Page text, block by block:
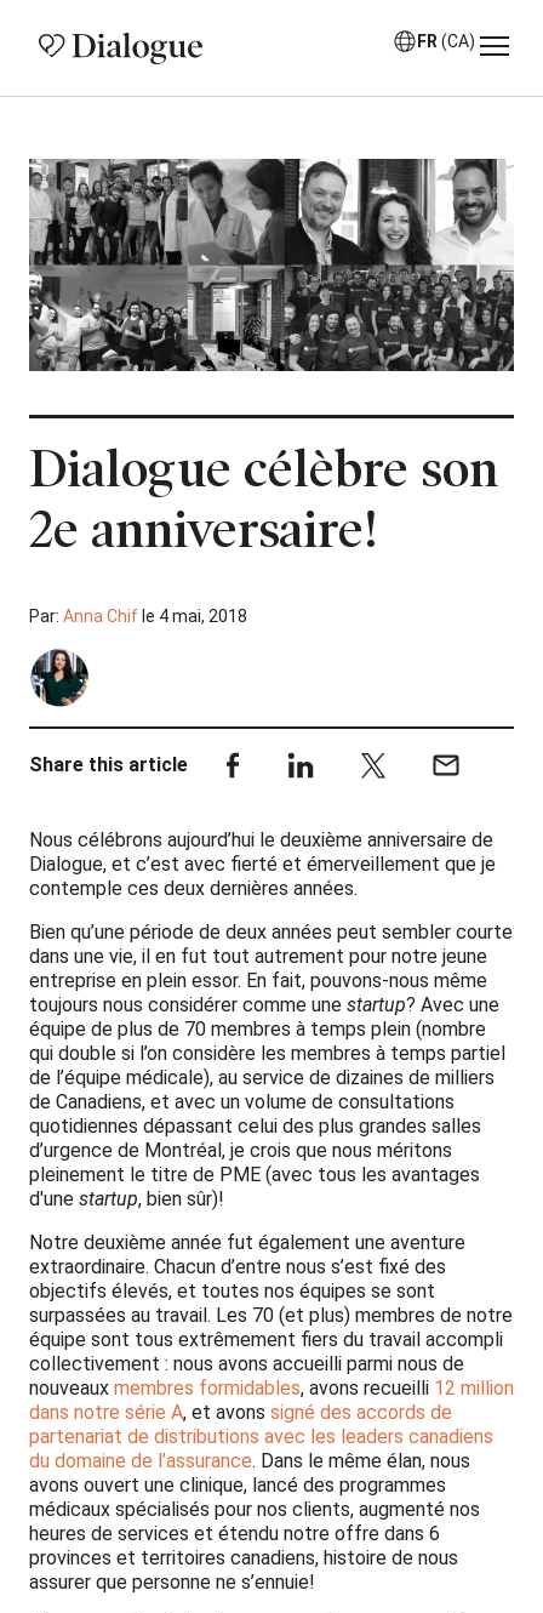
FR (CA)
Dialogue célèbre son
2e anniversaire!
Par: Anna Chif le 4 mai, 2018
Share this article
Nous célébrons aujourd’hui le deuxième anniversaire de
Dialogue, et c’est avec fierté et émerveillement que je
contemple ces deux dernières années.
Bien qu’une période de deux années peut sembler courte
dans une vie, il en fut tout autrement pour notre jeune
entreprise en plein essor. En fait, pouvons-nous même
toujours nous considérer comme une startup? Avec une
équipe de plus de 70 membres à temps plein (nombre
qui double si l’on considère les membres à temps partiel
de l’équipe médicale), au service de dizaines de milliers
de Canadiens, et avec un volume de consultations
quotidiennes dépassant celui des plus grandes salles
d’urgence de Montréal, je crois que nous méritons
pleinement le titre de PME (avec tous les avantages
d'une startup, bien sûr)!
Notre deuxième année fut également une aventure
extraordinaire. Chacun d’entre nous s’est fixé des
objectifs élevés, et toutes nos équipes se sont
surpassées au travail. Les 70 (et plus) membres de notre
équipe sont tous extrêmement fiers du travail accompli
collectivement : nous avons accueilli parmi nous de
nouveaux membres formidables, avons recueilli 12 million
dans notre série A, et avons signé des accords de
partenariat de distributions avec les leaders canadiens
du domaine de l’assurance. Dans le même élan, nous
avons ouvert une clinique, lancé des programmes
médicaux spécialisés pour nos clients, augmenté nos
heures de services et étendu notre offre dans 6
provinces et territoires canadiens, histoire de nous
assurer que personne ne s’ennuie!